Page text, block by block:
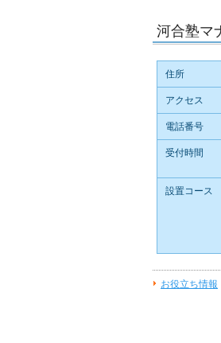
河合塾マ
住所
アクセス
電話番号
受付時間
設置コース
お役立ち情報